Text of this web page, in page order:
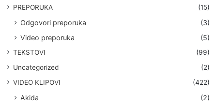
PREPORUKA (15)
Odgovori preporuka
(3)
Video preporuka
(5)
TEKSTOVI
(99)
Uncategorized
(2)
VIDEO KLIPOVI
(422)
Akida
(2)